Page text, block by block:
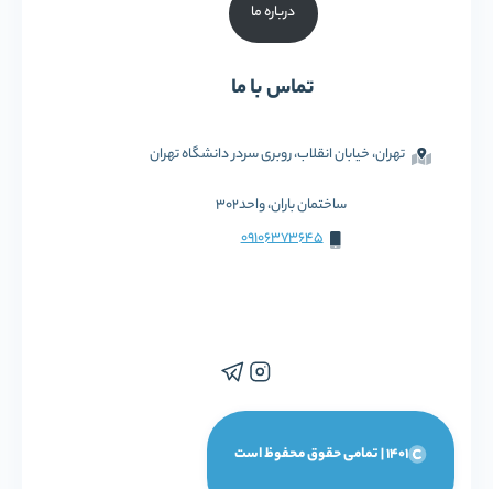
درباره ما
تماس با ما
تهران، خیابان انقلاب، روبری سردر دانشگاه تهران
ساختمان باران، واحد302
09106373645
1401 | تمامی حقوق محفوظ است